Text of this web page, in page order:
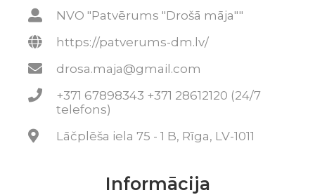
NVO "Patvērums "Drošā māja""
https://patverums-dm.lv/
drosa.maja@gmail.com
+371 67898343 +371 28612120 (24/7
telefons)
Lāčplēša iela 75 - 1 B, Rīga, LV-1011
Informācija